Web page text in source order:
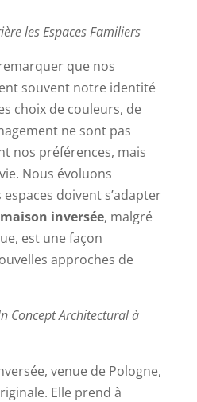
les Espaces Familiers
que nos
souvent notre identité
choix de couleurs, de
ne sont pas
nos préférences, mais
Nous évoluons
doivent s’adapter
maison inversée, malgré
est une façon
approches de
Concept Architectural à
venue de Pologne,
Elle prend à